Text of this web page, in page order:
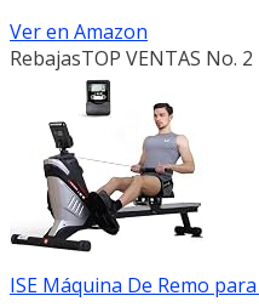
Ver en Amazon
RebajasTOP VENTAS No. 2
ISE Máquina De Remo